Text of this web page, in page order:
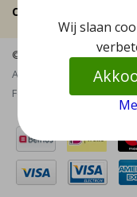
Contactgegevens
© Copyright 2026 - De
Algemene voorwaarden|
Feed
Wij slaan